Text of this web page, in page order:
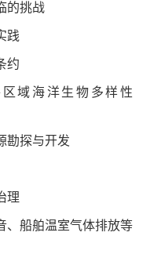
的挑战
践
约
域海洋生物多样性
勘探与开发
理
船舶温室气体排放等